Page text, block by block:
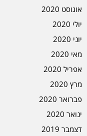
אוגוסט 2020
יולי 2020
יוני 2020
מאי 2020
אפריל 2020
מרץ 2020
פברואר 2020
ינואר 2020
דצמבר 2019